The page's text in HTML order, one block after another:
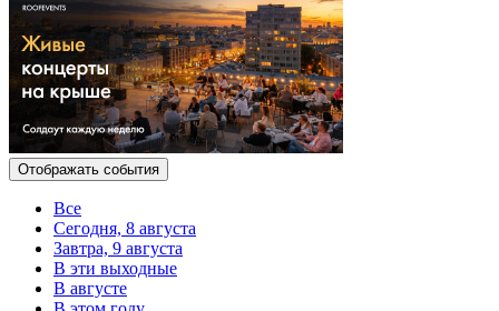
Отображать события
Все
Сегодня, 8 августа
Завтра, 9 августа
В эти выходные
В августе